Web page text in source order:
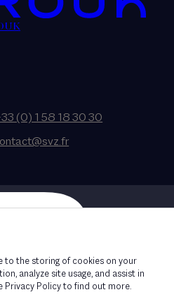
(0) 1 58 18 30 30
by Bonhomme
to the storing of cookies on your
analyze site usage, and assist in
Privacy Policy to find out more.